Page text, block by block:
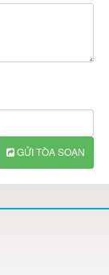
GỬI TÒA SOẠN